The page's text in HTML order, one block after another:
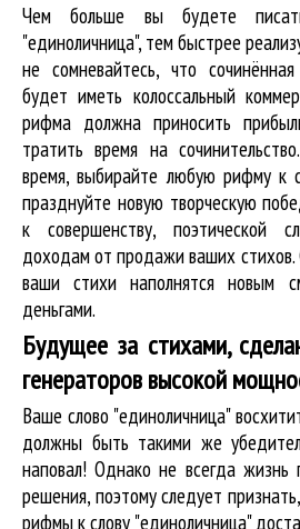
Чем больше вы будете
"единоличница", тем быстрее
не сомневайтесь, что
будет иметь колоссальный
рифма должна приносить
тратить время на
время, выбирайте любую рифму к
празднуйте новую творческую
к совершенству, поэтической
доходам от продажи ваших
ваши стихи наполнятся новым
деньгами.
Будущее за стихами,
генераторов высокой
Ваше слово "единоличница"
должны быть такими же
наповал! Однако не всегда жизнь
решения, поэтому следует
рифмы к слову "единоличница"